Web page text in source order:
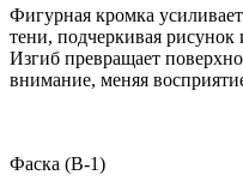
Фигурная кромка
тени, подчеркивая рисунок
Изгиб превращает
внимание, меняя
Фаска (B-1)